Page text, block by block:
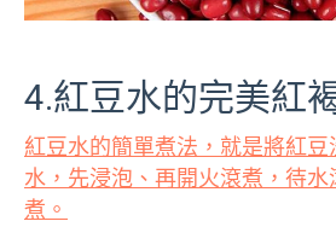
4.紅豆水的完美紅
紅豆水的簡單煮法，就是將紅
水，先浸泡、再開火滾煮，待水
煮。